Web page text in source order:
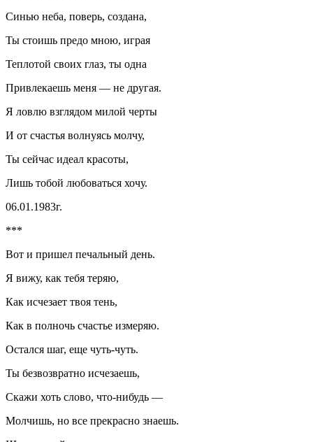
Синью неба, поверь, создана,
Ты стоишь предо мною, играя
Теплотой своих глаз, ты одна
Привлекаешь меня — не другая.
Я ловлю взглядом милой черты
И от счастья волнуясь молчу,
Ты сейчас идеал красоты,
Лишь тобой любоваться хочу.
06.01.1983г.
***
Вот и пришел печальный день.
Я вижу, как тебя теряю,
Как исчезает твоя тень,
Как в полночь счастье измеряю.
Остался шаг, еще чуть-чуть.
Ты безвозвратно исчезаешь,
Скажи хоть слово, что-нибудь —
Молчишь, но все прекрасно знаешь.